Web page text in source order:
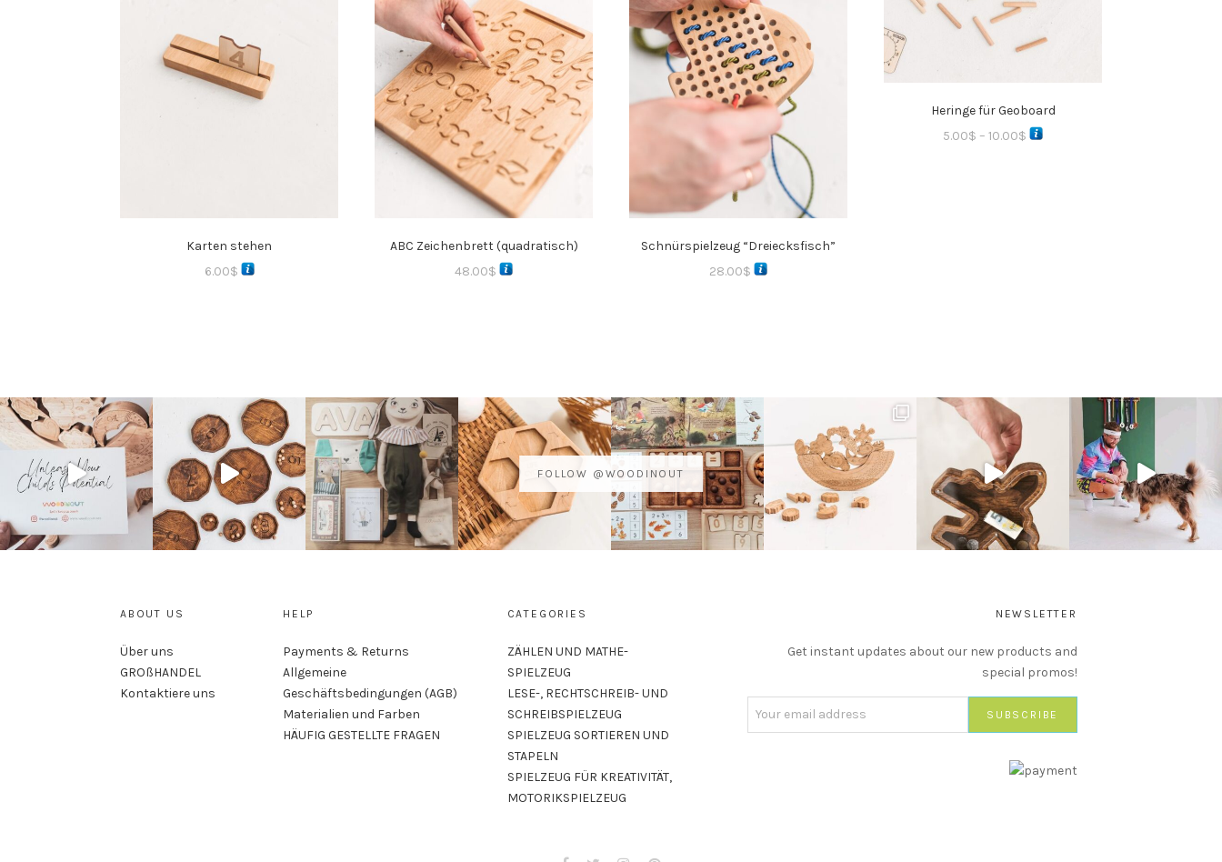
Karten stehen
6.00$
ABC Zeichenbrett (quadratisch)
48.00$
Schnürspielzeug “Dreiecksfisch”
28.00$
Heringe für Geoboard
5.00$ – 10.00$
FOLLOW @WOODINOUT
ABOUT US
Über uns
GROßHANDEL
Kontaktiere uns
HELP
Payments & Returns
Allgemeine
Geschäftsbedingungen (AGB)
Materialien und Farben
HÄUFIG GESTELLTE FRAGEN
CATEGORIES
ZÄHLEN UND MATHE-
SPIELZEUG
LESE-, RECHTSCHREIB- UND
SCHREIBSPIELZEUG
SPIELZEUG SORTIEREN UND
STAPELN
SPIELZEUG FÜR KREATIVITÄT,
MOTORIKSPIELZEUG
NEWSLETTER
Get instant updates about our new products and
special promos!